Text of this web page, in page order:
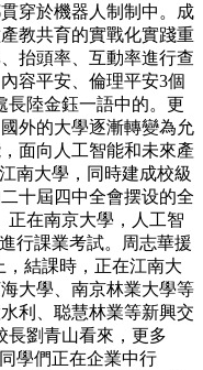
穿於機器人制制中。成
教共育的實戰化實踐重
抬頭率、互動率進行查
容平安、倫理平安3個
長陸金鈺一語中的。更
外的大學逐漸轉變為允
面向人工智能和未來產
南大學，同時建成校級
十屆四中全會摆设的全
正在南京大學，人工智
行課業考試。周志華援
，結課時，正在江南大
大學、南京林業大學等
利、聪慧林業等新興交
長劉青山看來，更多
學們正在企業中行